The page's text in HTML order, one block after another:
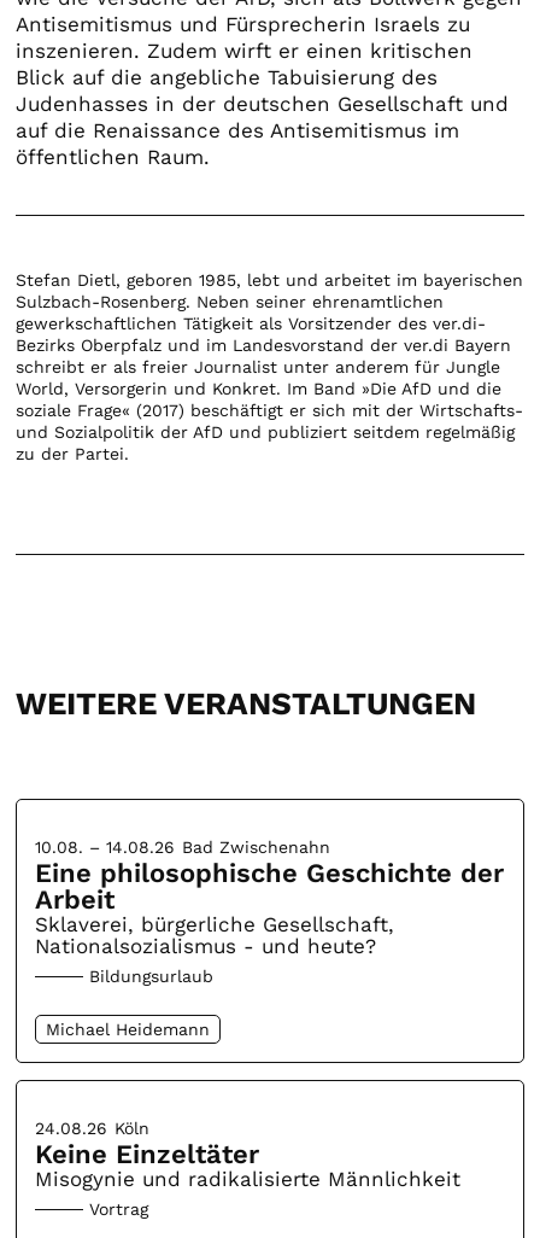
Antisemitismus und Fürsprecherin Israels zu
inszenieren. Zudem wirft er einen kritischen
Blick auf die angebliche Tabuisierung des
Judenhasses in der deutschen Gesellschaft und
auf die Renaissance des Antisemitismus im
öffentlichen Raum.
Stefan Dietl, geboren 1985, lebt und arbeitet im bayerischen
Sulzbach-Rosenberg. Neben seiner ehrenamtlichen
gewerkschaftlichen Tätigkeit als Vorsitzender des ver.di-
Bezirks Oberpfalz und im Landesvorstand der ver.di Bayern
schreibt er als freier Journalist unter anderem für Jungle
World, Versorgerin und Konkret. Im Band »Die AfD und die
soziale Frage« (2017) beschäftigt er sich mit der Wirtschafts-
und Sozialpolitik der AfD und publiziert seitdem regelmäßig
zu der Partei.
WEITERE VERANSTALTUNGEN
10.08. – 14.08.26 Bad Zwischenahn
Eine philosophische Geschichte der
Arbeit
Sklaverei, bürgerliche Gesellschaft,
Nationalsozialismus - und heute?
Bildungsurlaub
Michael Heidemann
24.08.26 Köln
Keine Einzeltäter
Misogynie und radikalisierte Männlichkeit
Vortrag